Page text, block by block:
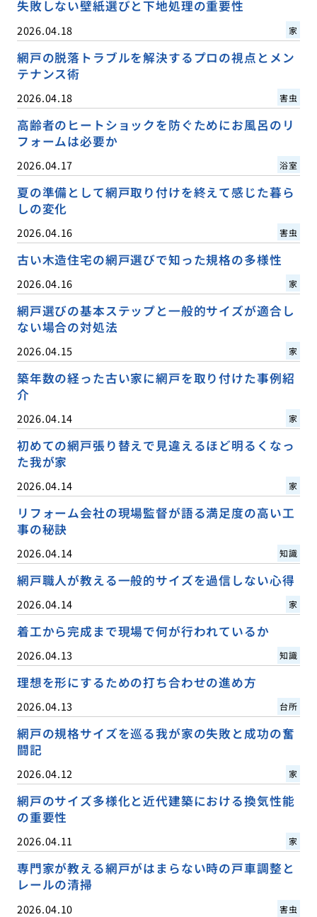
失敗しない壁紙選びと下地処理の重要性
2026.04.18 家
網戸の脱落トラブルを解決するプロの視点とメン
テナンス術
2026.04.18 害虫
高齢者のヒートショックを防ぐためにお風呂のリ
フォームは必要か
2026.04.17 浴室
夏の準備として網戸取り付けを終えて感じた暮ら
しの変化
2026.04.16 害虫
古い木造住宅の網戸選びで知った規格の多様性
2026.04.16 家
網戸選びの基本ステップと一般的サイズが適合し
ない場合の対処法
2026.04.15 家
築年数の経った古い家に網戸を取り付けた事例紹
介
2026.04.14 家
初めての網戸張り替えで見違えるほど明るくなっ
た我が家
2026.04.14 家
リフォーム会社の現場監督が語る満足度の高い工
事の秘訣
2026.04.14 知識
網戸職人が教える一般的サイズを過信しない心得
2026.04.14 家
着工から完成まで現場で何が行われているか
2026.04.13 知識
理想を形にするための打ち合わせの進め方
2026.04.13 台所
網戸の規格サイズを巡る我が家の失敗と成功の奮
闘記
2026.04.12 家
網戸のサイズ多様化と近代建築における換気性能
の重要性
2026.04.11 家
専門家が教える網戸がはまらない時の戸車調整と
レールの清掃
2026.04.10 害虫